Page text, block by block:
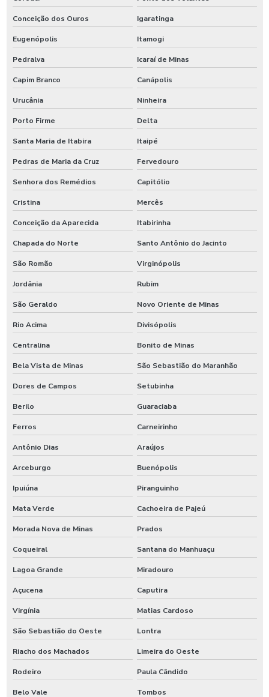
Conceição dos Ouros Igaratinga
Eugenópolis Itamogi
Pedralva Icaraí de Minas
Capim Branco Canápolis
Urucânia Ninheira
Porto Firme Delta
Santa Maria de Itabira Itaipé
Pedras de Maria da Cruz Fervedouro
Senhora dos Remédios Capitólio
Cristina Mercês
Conceição da Aparecida Itabirinha
Chapada do Norte Santo Antônio do Jacinto
São Romão Virginópolis
Jordânia Rubim
São Geraldo Novo Oriente de Minas
Rio Acima Divisópolis
Centralina Bonito de Minas
Bela Vista de Minas São Sebastião do Maranhão
Dores de Campos Setubinha
Berilo Guaraciaba
Ferros Carneirinho
Antônio Dias Araújos
Arceburgo Buenópolis
Ipuiúna Piranguinho
Mata Verde Cachoeira de Pajeú
Morada Nova de Minas Prados
Coqueiral Santana do Manhuaçu
Lagoa Grande Miradouro
Açucena Caputira
Virgínia Matias Cardoso
São Sebastião do Oeste Lontra
Riacho dos Machados Limeira do Oeste
Rodeiro Paula Cândido
Belo Vale Tombos